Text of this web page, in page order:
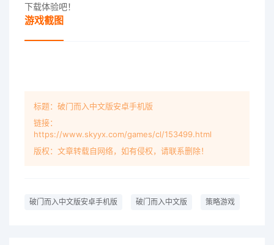
下载体验吧！
游戏截图
标题：破门而入中文版安卓手机版
链接：
https://www.skyyx.com/games/cl/153499.html
版权：文章转载自网络，如有侵权，请联系删除！
破门而入中文版安卓手机版 破门而入中文版 策略游戏